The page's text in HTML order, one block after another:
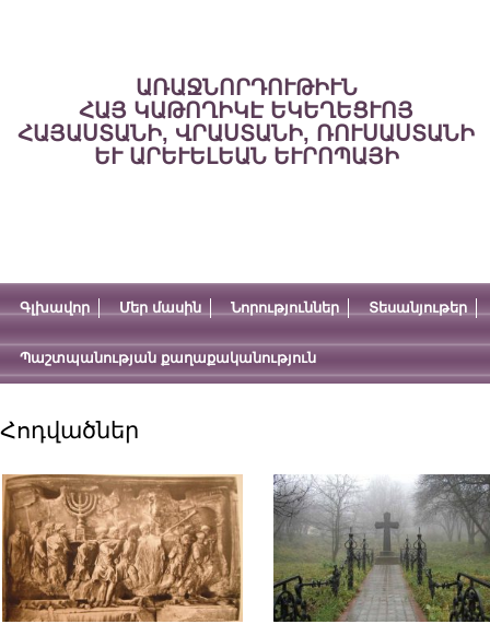
ԱՌԱՋՆՈՐԴՈՒԹԻՒՆ
ՀԱՅ ԿԱԹՈՂԻԿԷ ԵԿԵՂԵՑՒՈՅ
ՀԱՅԱՍՏԱՆԻ, ՎՐԱՍՏԱՆԻ, ՌՈՒՍԱՍՏԱՆԻ
ԵՒ ԱՐԵՒԵԼԵԱՆ ԵՒՐՈՊԱՅԻ
Գլխավոր Մեր մասին Նորություններ Տեսանյութեր
Պաշտպանության քաղաքականություն
Հոդվածներ